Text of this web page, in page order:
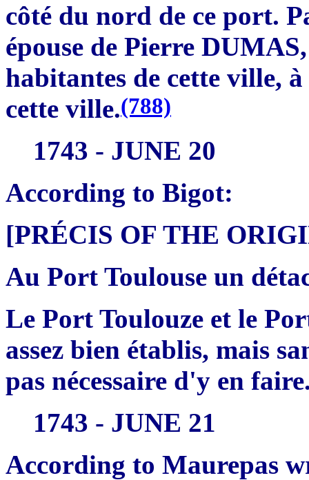
côté du nord de ce port.
épouse de Pierre
habitantes de cette ville,
cette ville.(788)
1743 - JUNE 20
According to Bigot:
[PRÉCIS OF THE
Au Port Toulouse un
Le Port Toulouze et le
assez bien établis, mais
pas nécessaire d'y en
1743 - JUNE 21
According to Maurepas